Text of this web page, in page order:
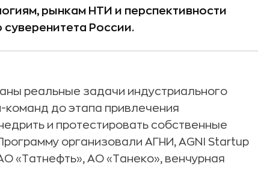
рынкам НТИ и перспективности
России.
реальные задачи индустриального
до этапа привлечения
и протестировать собственные
организовали АГНИ, AGNI Startup
«Татнефть», АО «Танеко», венчурная